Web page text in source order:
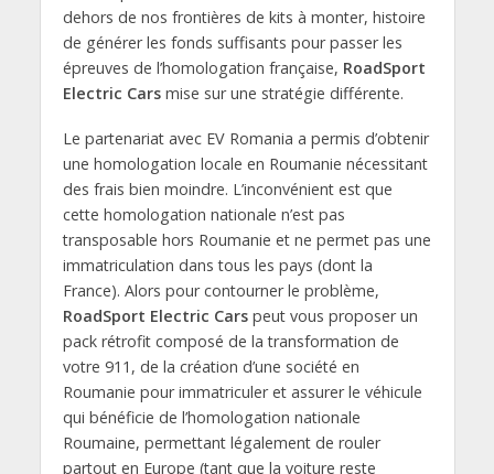
dehors de nos frontières de kits à monter, histoire
de générer les fonds suffisants pour passer les
épreuves de l’homologation française, RoadSport
Electric Carsmise sur une stratégie différente.
Le partenariat avec EV Romania a permis d’obtenir
une homologation locale en Roumanie nécessitant
des frais bien moindre. L’inconvénient est que
cette homologation nationale n’est pas
transposable hors Roumanie et ne permet pas une
immatriculation dans tous les pays (dont la
France). Alors pour contourner le problème,
RoadSport Electric Carspeut vous proposer un
pack rétrofit composé de la transformation de
votre 911, de la création d’une société en
Roumanie pour immatriculer et assurer le véhicule
qui bénéficie de l’homologation nationale
Roumaine, permettant légalement de rouler
partout en Europe (tant que la voiture reste